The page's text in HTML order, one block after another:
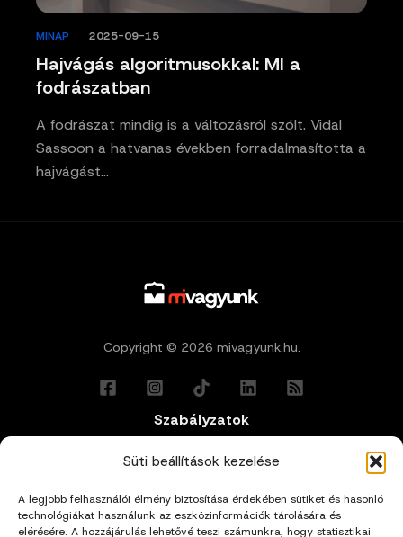
Süti beállítások kezelése
A legjobb felhasználói élmény biztosítása érdekében sütiket és hasonló
technológiákat használunk az eszközinformációk tárolására és
elérésére. A hozzájárulás lehetővé teszi számunkra, hogy statisztikai
Hajvágás algoritmusokkal: MI a
fodrászatban
MINAP 2025-09-15
A fodrászat mindig is a változásról szólt. Vidal
Sassoon a hatvanas években forradalmasította a
hajvágást…
Copyright © 2026 mivagyunk.hu.
Szabályzatok
Általános Felhasználási Feltételek
Adatkezelési Tájékoztató